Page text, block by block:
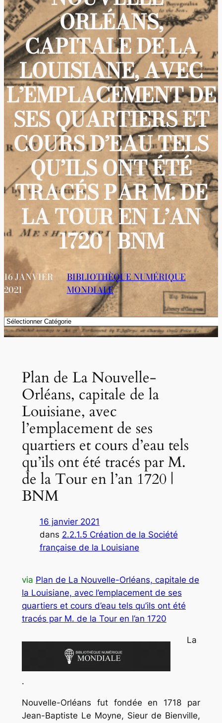
ORLÉANS,
CAPITALE DE LA
LOUISIANE, AVEC
L’EMPLACEMENT DE
SES QUARTIERS ET
COURS D’EAU TELS
QU’ILS ONT ÉTÉ
TRACÉS PAR M. DE
LA TOUR EN L’AN
1720 | BNM
16 JANVIER
2021
BIBLIOTHÈQUE NUMÉRIQUE
MONDIALE
Catégories
Plan de La Nouvelle-
Orléans, capitale de la
Louisiane, avec
l’emplacement de ses
quartiers et cours d’eau tels
qu’ils ont été tracés par M.
de la Tour en l’an 1720 |
BNM
16 janvier 2021
dans 2.2.1.5 Création de la Société
française de la Louisiane
via Plan de La Nouvelle-Orléans, capitale de
la Louisiane, avec l’emplacement de ses
quartiers et cours d’eau tels qu’ils ont été
tracés par M. de la Tour en l’an 1720
.
La
Nouvelle-Orléans fut fondée en 1718 par
Jean-Baptiste Le Moyne, Sieur de Bienville,